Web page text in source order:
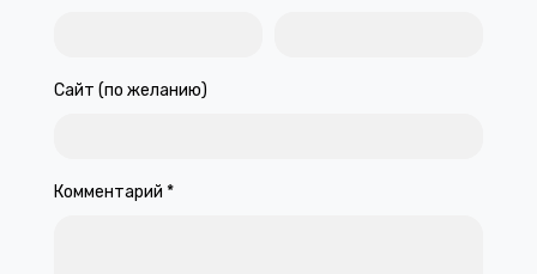
Сайт (по желанию)
Комментарий *